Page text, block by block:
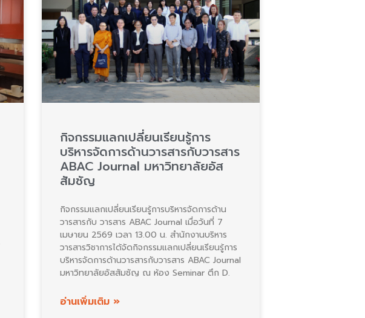
กิจกรรมแลกเปลี่ยนเรียนรู้การ
บริหารจัดการด้านวารสารกับวารสาร
ABAC Journal มหาวิทยาลัยอัส
สัมชัญ
กิจกรรมแลกเปลี่ยนเรียนรู้การบริหารจัดการด้าน
วารสารกับ วารสาร ABAC Journal เมื่อวันที่ 7
เมษายน 2569 เวลา 13.00 น. สำนักงานบริหาร
วารสารวิชาการได้จัดกิจกรรมแลกเปลี่ยนเรียนรู้การ
บริหารจัดการด้านวารสารกับวารสาร ABAC Journal
มหาวิทยาลัยอัสสัมชัญ ณ ห้อง Seminar ตึก D.
อ่านเพิ่มเติม »
e e
e
e
e